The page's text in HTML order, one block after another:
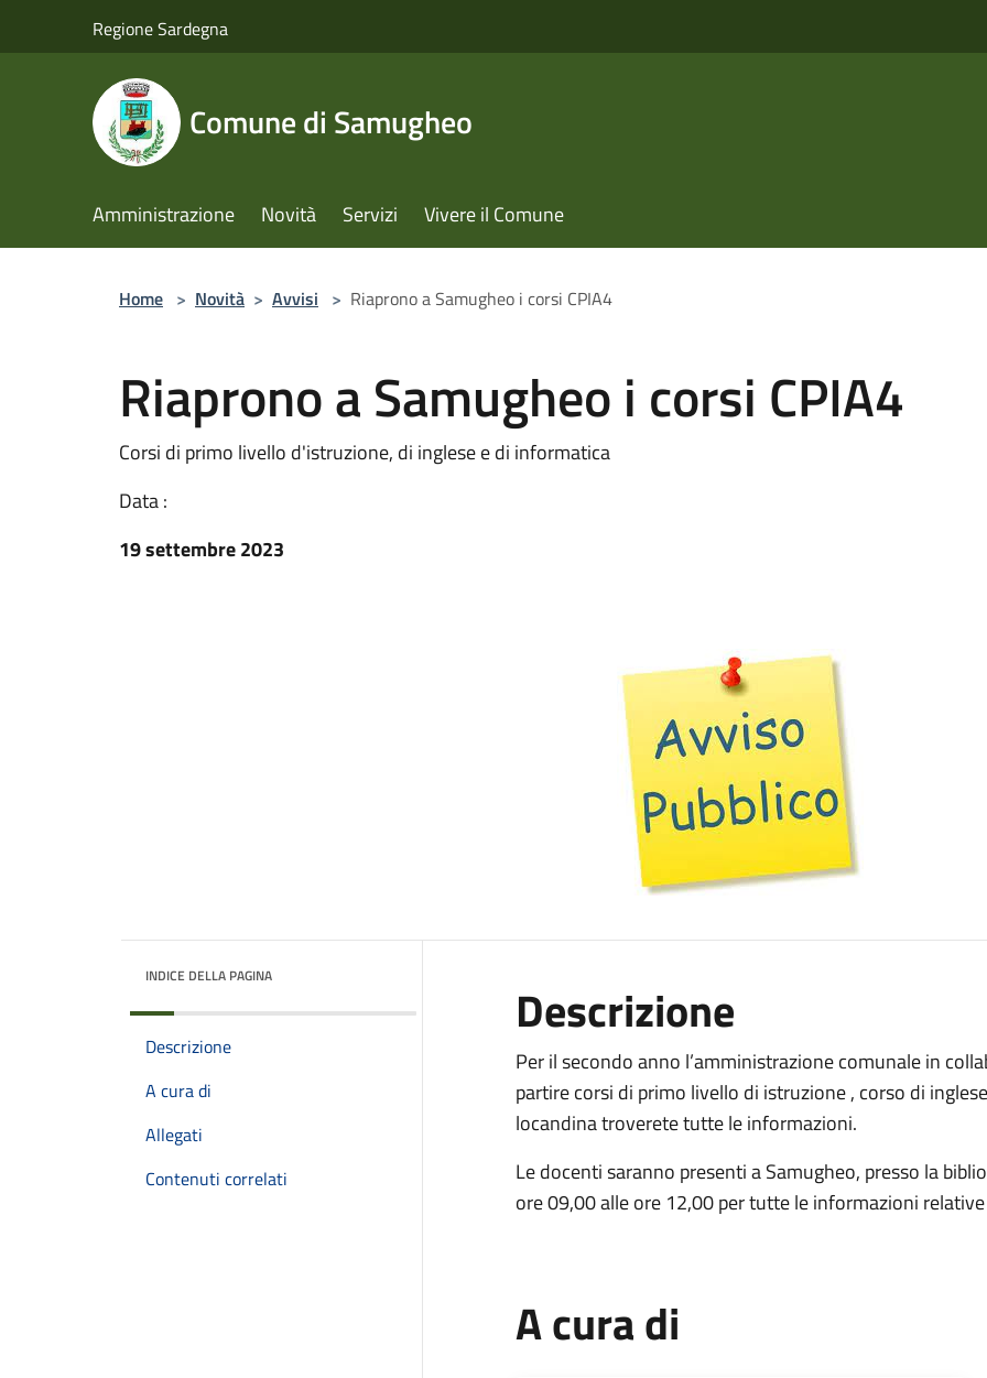
Regione Sardegna
Comune di Samugheo
Amministrazione Novità Servizi Vivere il Comune
Home > Novità > Avvisi > Riaprono a Samugheo i corsi CPIA4
Riaprono a Samugheo i corsi CPIA4
Corsi di primo livello d'istruzione, di inglese e di informatica
Data :
19 settembre 2023
INDICE DELLA PAGINA
Descrizione
A cura di
Allegati
Contenuti correlati
Descrizione
Per il secondo anno l’amministrazione comunale in
partire corsi di primo livello di istruzione , corso di
locandina troverete tutte le informazioni.
Le docenti saranno presenti a Samugheo, presso la
ore 09,00 alle ore 12,00 per tutte le informazioni
A cura di